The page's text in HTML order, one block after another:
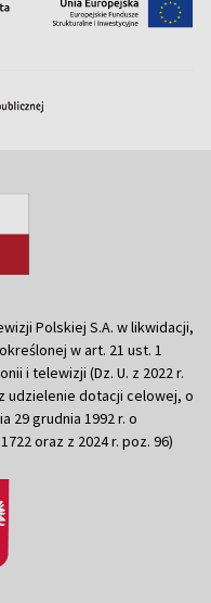
Polskiej S.A. w likwidacji,
w art. 21 ust. 1
i telewizji (Dz. U. z 2022 r.
udzielenie dotacji celowej, o
29 grudnia 1992 r. o
oraz z 2024 r. poz. 96)